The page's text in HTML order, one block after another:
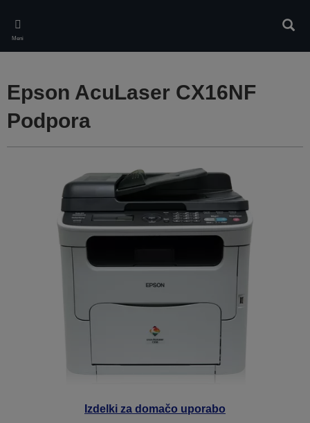
main
content
Meni
Izdelki za domačo uporabo
Epson AcuLaser CX16NF
Podpora